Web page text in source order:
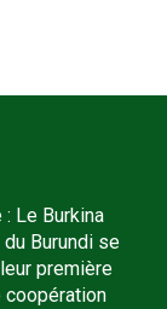
Le Burkina
Burundi se
première